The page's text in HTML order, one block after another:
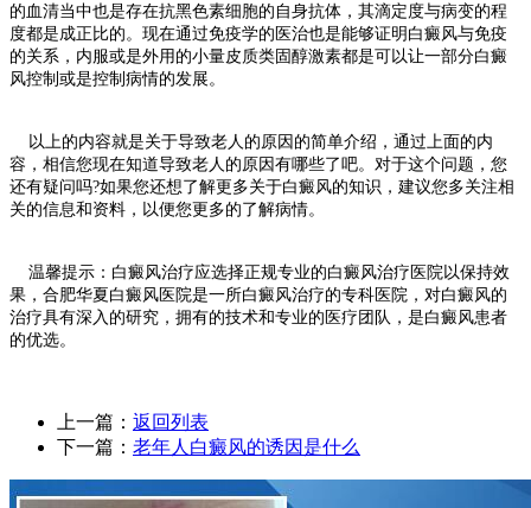
的血清当中也是存在抗黑色素细胞的自身抗体，其滴定度与病变的程
度都是成正比的。现在通过免疫学的医治也是能够证明白癜风与免疫
的关系，内服或是外用的小量皮质类固醇激素都是可以让一部分白癜
风控制或是控制病情的发展。
以上的内容就是关于导致老人的原因的简单介绍，通过上面的内
容，相信您现在知道导致老人的原因有哪些了吧。对于这个问题，您
还有疑问吗?如果您还想了解更多关于白癜风的知识，建议您多关注相
关的信息和资料，以便您更多的了解病情。
温馨提示：白癜风治疗应选择正规专业的白癜风治疗医院以保持效
果，合肥华夏白癜风医院是一所白癜风治疗的专科医院，对白癜风的
治疗具有深入的研究，拥有的技术和专业的医疗团队，是白癜风患者
的优选。
上一篇： 返回列表
下一篇： 老年人白癜风的诱因是什么